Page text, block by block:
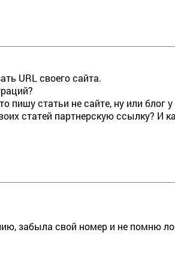
URL своего сайта.
пишу статьи не сайте, ну или блог
статей партнерскую ссылку? И
забыла свой номер и не помню